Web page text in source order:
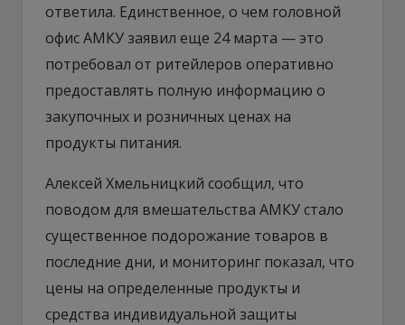
ответила. Единственное, о чем головной
офис АМКУ заявил еще 24 марта — это
потребовал от ритейлеров оперативно
предоставлять полную информацию о
закупочных и розничных ценах на
продукты питания.
Алексей Хмельницкий сообщил, что
поводом для вмешательства АМКУ стало
существенное подорожание товаров в
последние дни, и мониторинг показал, что
цены на определенные продукты и
средства индивидуальной защиты